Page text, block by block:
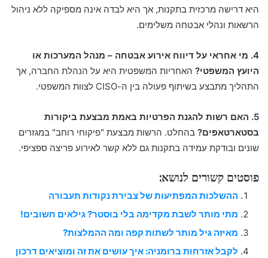
היא דרישה מרכזית בתקנות, אך היא לבדה אינה מספיקה ללא ניהול
הרשאות ונהלי אבטחה משלימים.
4. מי אחראי על דיווח אירוע אבטחה – מנהל המערכות או
היועץ המשפטי? האחריות המשפטית היא על הנהלת החברה, אך
התהליך מתבצע בשיתוף פעולה בין ה-CISO לצוות המשפטי.
5. האם רשות להגנת הפרטיות באמת מבצעת ביקורות
בסטארטאפים? בהחלט. הרשות מבצעת "פיקוחי רוחב" במגזרים
שונים ובודקת עמידה בתקנות גם ללא קשר לאירוע פריצה ספציפי.
פוסטים קשורים לנושא:
ההשלכות המפתיעות של צבירת נקודות תעבורה
מתי מותר לשבת מקדימה בלי בוסטר? גילאים חשובים!
מאיזה גיל מותר לשתות קפה ומה ההמלצות?
לקבל אזרחות ברומניה: איך עושים את זה ומוציאים דרכון